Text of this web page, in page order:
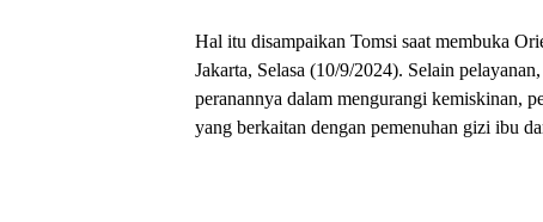
Hal itu disampaikan Tomsi saat membuka
Jakarta, Selasa (10/9/2024). Selain
peranannya dalam mengurangi kemiskinan,
yang berkaitan dengan pemenuhan gizi ibu